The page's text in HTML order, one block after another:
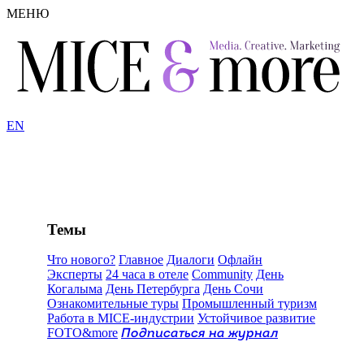
МЕНЮ
EN
Темы
Что нового? Главное Диалоги Офлайн
Эксперты 24 часа в отеле Community День
Когалыма День Петербурга День Сочи
Ознакомительные туры Промышленный туризм
Работа в MICE-индустрии Устойчивое развитие
FOTO&more Подписаться на журнал